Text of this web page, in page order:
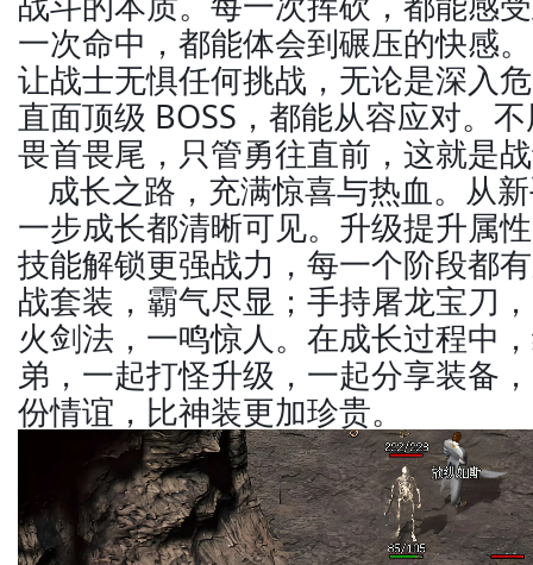
一次命中，都能体会到碾压的快感
让战士无惧任何挑战，无论是深入
直面顶级 BOSS，都能从容应对。
畏首畏尾，只管勇往直前，这就是
成长之路，充满惊喜与热血。从
一步成长都清晰可见。升级提升属
技能解锁更强战力，每一个阶段都
战套装，霸气尽显；手持屠龙宝刀
火剑法，一鸣惊人。在成长过程中
弟，一起打怪升级，一起分享装备
份情谊，比神装更加珍贵。